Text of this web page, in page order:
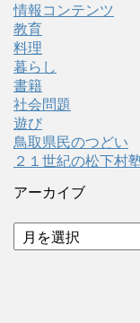
情報コンテンツ
教育
料理
暮らし
書籍
社会問題
遊び
鳥取県民のつどい
２１世紀の松下村
アーカイブ
ア
ー